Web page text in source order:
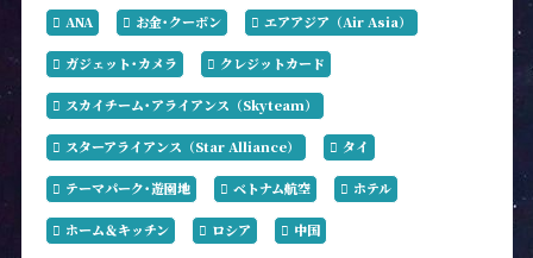
ANA お金･クーポン エアアジア（Air Asia）
ガジェット･カメラ クレジットカード
スカイチーム･アライアンス（Skyteam）
スターアライアンス（Star Alliance） タイ
テーマパーク･遊園地 ベトナム航空 ホテル
ホーム＆キッチン ロシア 中国